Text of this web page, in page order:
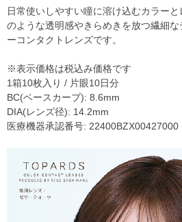
日常使いしやすい瞳に溶け込むカラー
のような透明感やきらめきを放つ繊細
ーコンタクトレンズです。
※表示価格は税込み価格です
1箱10枚入り / 片眼10日分
BC(ベースカーブ): 8.6mm
DIA(レンズ径): 14.2mm
医療機器承認番号: 22400BZX00427000